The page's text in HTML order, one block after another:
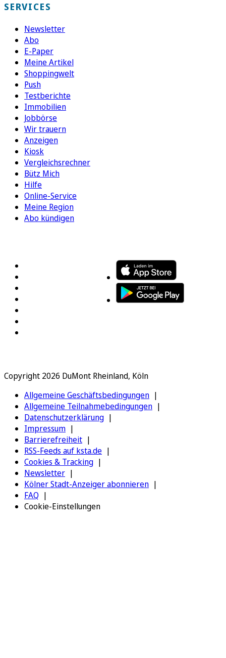
SERVICES
Newsletter
Abo
E-Paper
Meine Artikel
Shoppingwelt
Push
Testberichte
Immobilien
Jobbörse
Wir trauern
Anzeigen
Kiosk
Vergleichsrechner
Bütz Mich
Hilfe
Online-Service
Meine Region
Abo kündigen
Copyright 2026 DuMont Rheinland, Köln
Allgemeine Geschäftsbedingungen
Allgemeine Teilnahmebedingungen
Datenschutzerklärung
Impressum
Barrierefreiheit
RSS-Feeds auf ksta.de
Cookies & Tracking
Newsletter
Kölner Stadt-Anzeiger abonnieren
FAQ
Cookie-Einstellungen